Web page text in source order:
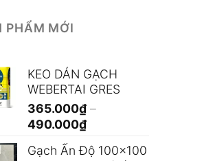
PHẨM MỚI
KEO DÁN GẠCH
WEBERTAI GRES
365.000₫ –
490.000₫Khoảng
từ
Gạch Ấn Độ 100x100